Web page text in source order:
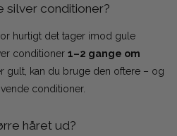
silver conditioner?
hurtigt det tager imod gule
conditioner 1–2 gange om
gult, kan du bruge den oftere – og
conditioner.
håret ud?